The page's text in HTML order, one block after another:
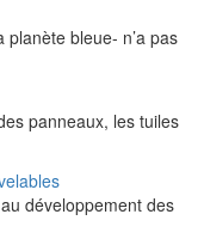
planète bleue- n’a pas
panneaux, les tuiles
développement des